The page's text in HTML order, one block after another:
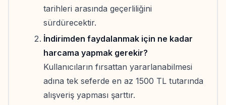
tarihleri arasında geçerliliğini
sürdürecektir.
İndirimden faydalanmak için ne kadar
harcama yapmak gerekir?
Kullanıcıların fırsattan yararlanabilmesi
adına tek seferde en az 1500 TL tutarında
alışveriş yapması şarttır.